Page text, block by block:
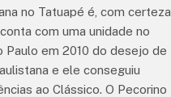
no Tatuapé é, com certeza
com uma unidade no
Paulo em 2010 do desejo de
e ele conseguiu
ao Clássico. O Pecorino